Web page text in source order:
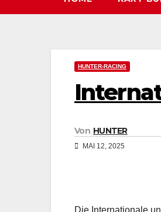
HUNTER-RACING
Von HUNTER
MAI 12, 2025